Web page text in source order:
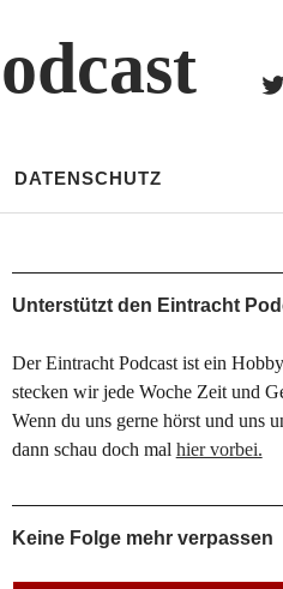
DATENSCHUTZ
Unterstützt den Eintracht
Der Eintracht Podcast ist ein
stecken wir jede Woche Zeit und
Wenn du uns gerne hörst und uns
dann schau doch mal hier vorbei.
Keine Folge mehr verpassen